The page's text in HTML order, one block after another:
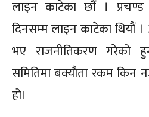
लाइन काटेका छौं । प्रचण्ड
दिनसम्म लाइन काटेका थियौं
भए राजनीतिकरण गरेको
समितिमा बक्यौता रकम किन
हो।